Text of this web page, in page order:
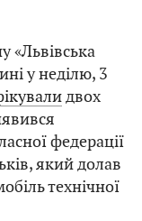
«Львівська
у неділю, 3
двох
федерації
який долав
технічної